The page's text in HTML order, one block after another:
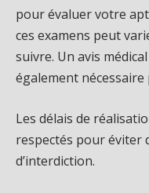
pour évaluer votre
ces examens peut
suivre. Un avis
également
Les délais de
respectés pour éviter
d’interdiction.